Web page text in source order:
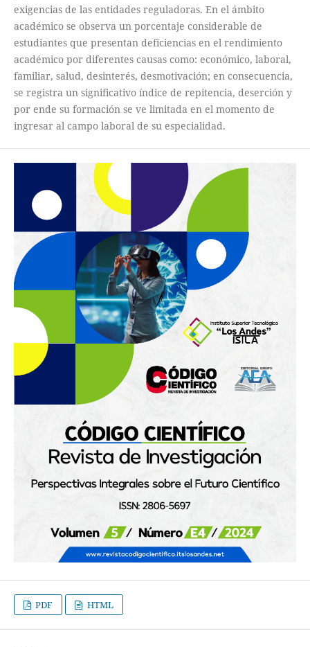
exigencias de las entidades reguladoras. En el ámbito
académico se observa un porcentaje considerable de
estudiantes que presentan deficiencias en el rendimiento
académico por diferentes causas como: económico, laboral,
familiar, salud, desinterés, desmotivación; en consecuencia,
se registra un significativo índice de repitencia, deserción y
por ende su formación se ve limitada en el momento de
ingresar al campo laboral de su especialidad.
PDF HTML